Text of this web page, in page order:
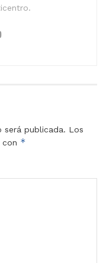
será publicada. Los
con *